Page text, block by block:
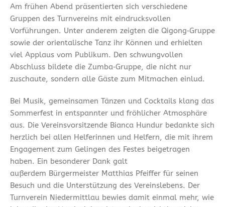
Am frühen Abend präsentierten sich verschiedene
Gruppen des Turnvereins mit eindrucksvollen
Vorführungen. Unter anderem zeigten die Qigong‑Gruppe
sowie der orientalische Tanz ihr Können und erhielten
viel Applaus vom Publikum. Den schwungvollen
Abschluss bildete die Zumba‑Gruppe, die nicht nur
zuschaute, sondern alle Gäste zum Mitmachen einlud.
Bei Musik, gemeinsamen Tänzen und Cocktails klang das
Sommerfest in entspannter und fröhlicher Atmosphäre
aus. Die Vereinsvorsitzende Bianca Hundur bedankte sich
herzlich bei allen Helferinnen und Helfern, die mit ihrem
Engagement zum Gelingen des Festes beigetragen
haben. Ein besonderer Dank galt
außerdem Bürgermeister Matthias Pfeiffer für seinen
Besuch und die Unterstützung des Vereinslebens. Der
Turnverein Niedermittlau bewies damit einmal mehr, wie